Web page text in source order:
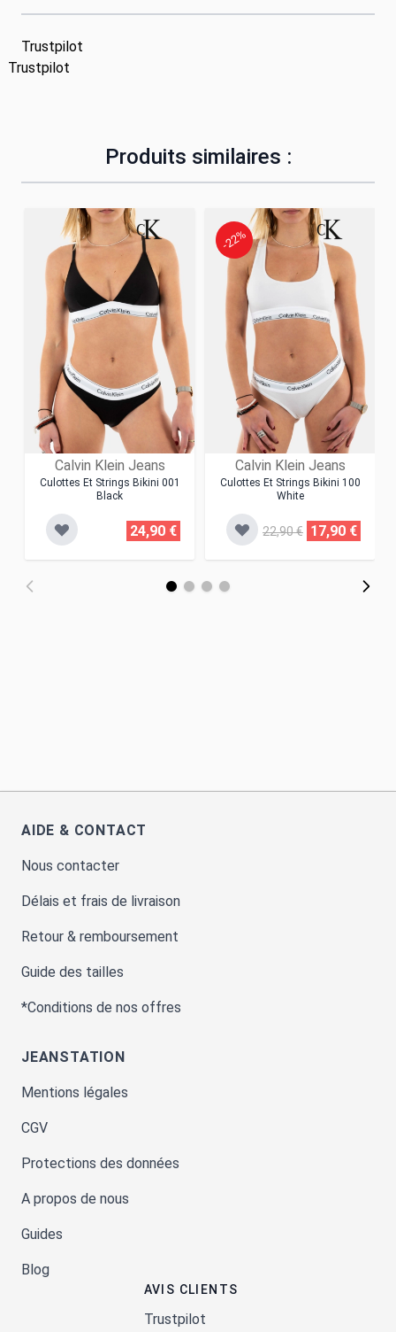
Trustpilot
Trustpilot
Produits similaires :
Calvin Klein Jeans
Culottes Et Strings Bikini 001
Black
24,90 €
Calvin Klein Jeans
Culottes Et Strings Bikini 100
White
-22%
22,90 € 17,90 €
AIDE & CONTACT
Nous contacter
Délais et frais de livraison
Retour & remboursement
Guide des tailles
*Conditions de nos offres
JEANSTATION
Mentions légales
CGV
Protections des données
A propos de nous
Guides
Blog
AVIS CLIENTS
Trustpilot